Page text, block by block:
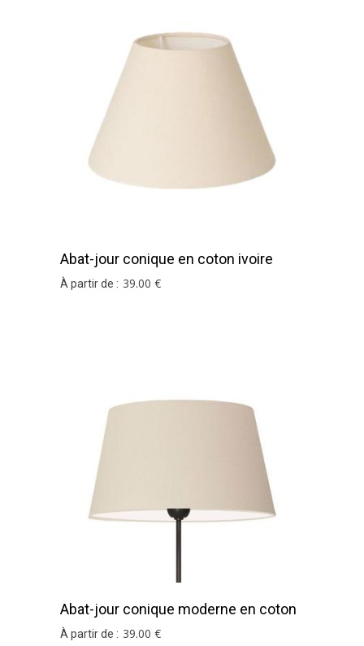
Abat-jour conique en coton ivoire
À partir de : 39.00 €
Abat-jour conique moderne en coton
ivoire
À partir de : 39.00 €